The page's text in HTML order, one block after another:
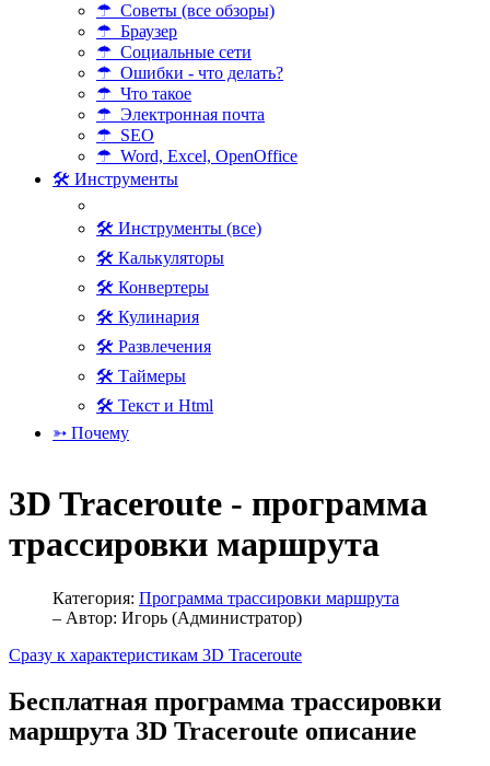
☂ Советы (все обзоры)
☂ Браузер
☂ Социальные сети
☂ Ошибки - что делать?
☂ Что такое
☂ Электронная почта
☂ SEO
☂ Word, Excel, OpenOffice
🛠 Инструменты
🛠 Инструменты (все)
🛠 Калькуляторы
🛠 Конвертеры
🛠 Кулинария
🛠 Развлечения
🛠 Таймеры
🛠 Текст и Html
➳ Почему
3D Traceroute - программа
трассировки маршрута
Категория: Программа трассировки маршрута
– Автор: Игорь (Администратор)
Сразу к характеристикам 3D Traceroute
Бесплатная программа трассировки
маршрута 3D Traceroute описание